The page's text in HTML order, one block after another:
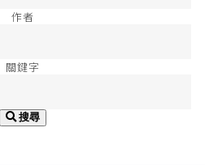
作者
關鍵字
搜尋